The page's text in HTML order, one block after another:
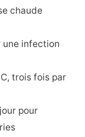
chaude
une infection
trois fois par
pour